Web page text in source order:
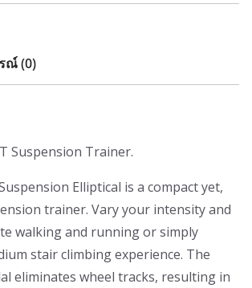
ณ์ (0)
Suspension Trainer.
Elliptical is a compact yet,
trainer. Vary your intensity and
walking and running or simply
stair climbing experience. The
eliminates wheel tracks, resulting in